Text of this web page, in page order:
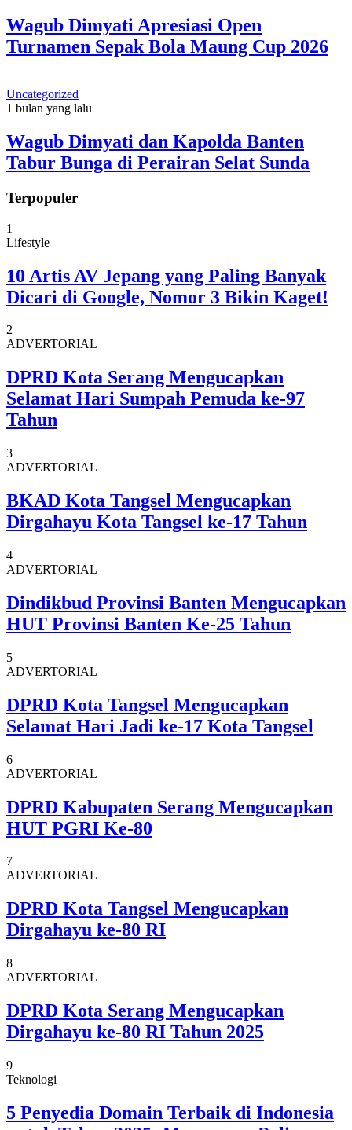
Wagub Dimyati Apresiasi Open
Turnamen Sepak Bola Maung Cup 2026
Uncategorized
1 bulan yang lalu
Wagub Dimyati dan Kapolda Banten
Tabur Bunga di Perairan Selat Sunda
Terpopuler
1
Lifestyle
10 Artis AV Jepang yang Paling Banyak
Dicari di Google, Nomor 3 Bikin Kaget!
2
ADVERTORIAL
DPRD Kota Serang Mengucapkan
Selamat Hari Sumpah Pemuda ke-97
Tahun
3
ADVERTORIAL
BKAD Kota Tangsel Mengucapkan
Dirgahayu Kota Tangsel ke-17 Tahun
4
ADVERTORIAL
Dindikbud Provinsi Banten Mengucapkan
HUT Provinsi Banten Ke-25 Tahun
5
ADVERTORIAL
DPRD Kota Tangsel Mengucapkan
Selamat Hari Jadi ke-17 Kota Tangsel
6
ADVERTORIAL
DPRD Kabupaten Serang Mengucapkan
HUT PGRI Ke-80
7
ADVERTORIAL
DPRD Kota Tangsel Mengucapkan
Dirgahayu ke-80 RI
8
ADVERTORIAL
DPRD Kota Serang Mengucapkan
Dirgahayu ke-80 RI Tahun 2025
9
Teknologi
5 Penyedia Domain Terbaik di Indonesia